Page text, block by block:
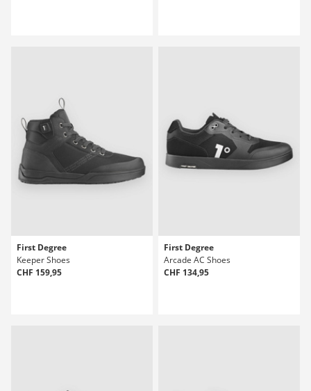
First Degree
Keeper Shoes
CHF 159,95
First Degree
Arcade AC Shoes
CHF 134,95